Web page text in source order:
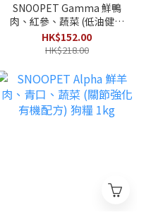
SNOOPET Gamma 鮮鴨
肉、紅參、蔬菜 (低油健美
有機配方) 狗糧 1kg (Best
Before 2026/12/29)
HK$152.00
HK$218.00